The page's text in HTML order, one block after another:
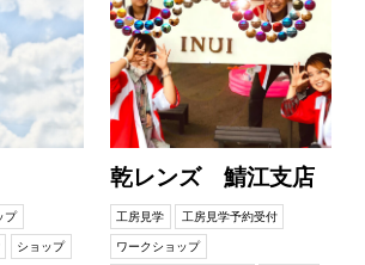
プ
ショップ
乾レンズ 鯖江支店
工房見学 工房見学予約受付
ワークショップ